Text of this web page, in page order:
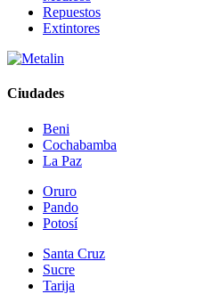
Repuestos
Extintores
Ciudades
Beni
Cochabamba
La Paz
Oruro
Pando
Potosí
Santa Cruz
Sucre
Tarija